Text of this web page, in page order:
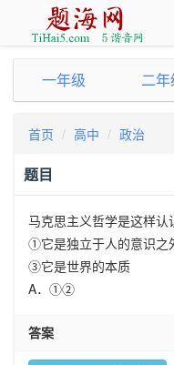
一年级 二年
首页 高中 政治
题目
马克思主义哲学是这样认
①它是独立于人的意识之
③它是世界的本质
A．①②
答案